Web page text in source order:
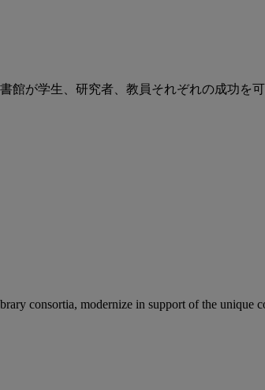
が学生、研究者、教員それぞれの成功を
consortia, modernize in support of the unique